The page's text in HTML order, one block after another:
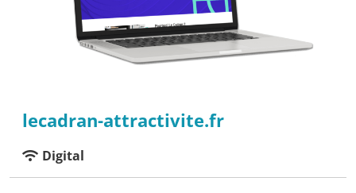
lecadran-attractivite.fr
Digital